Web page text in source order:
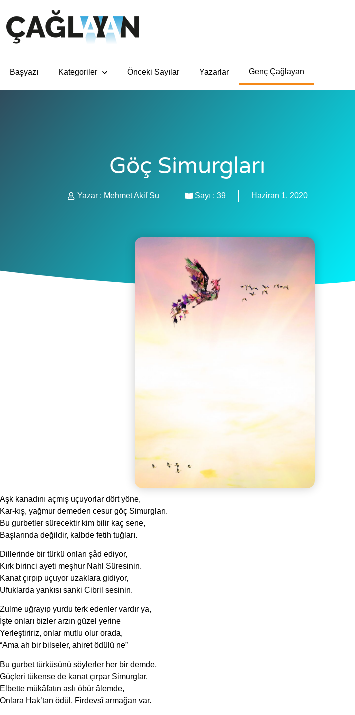
Başyazı Kategoriler Önceki Sayılar Yazarlar Genç Çağlayan
Göç Simurgları
Yazar : Mehmet Akif Su Sayı : 39 Haziran 1, 2020
Aşk kanadını açmış uçuyorlar dört yöne,
Kar-kış, yağmur demeden cesur göç Simurgları.
Bu gurbetler sürecektir kim bilir kaç sene,
Başlarında değildir, kalbde fetih tuğları.
Dillerinde bir türkü onları şâd ediyor,
Kırk birinci ayeti meşhur Nahl Sȗresinin.
Kanat çırpıp uçuyor uzaklara gidiyor,
Ufuklarda yankısı sanki Cibril sesinin.
Zulme uğrayıp yurdu terk edenler vardır ya,
İşte onları bizler arzın güzel yerine
Yerleştiririz, onlar mutlu olur orada,
“Ama ah bir bilseler, ahiret ödülü ne”
Bu gurbet türküsünü söylerler her bir demde,
Güçleri tükense de kanat çırpar Simurglar.
Elbette mükâfatın aslı öbür âlemde,
Onlara Hak’tan ödül, Firdevsî armağan var.